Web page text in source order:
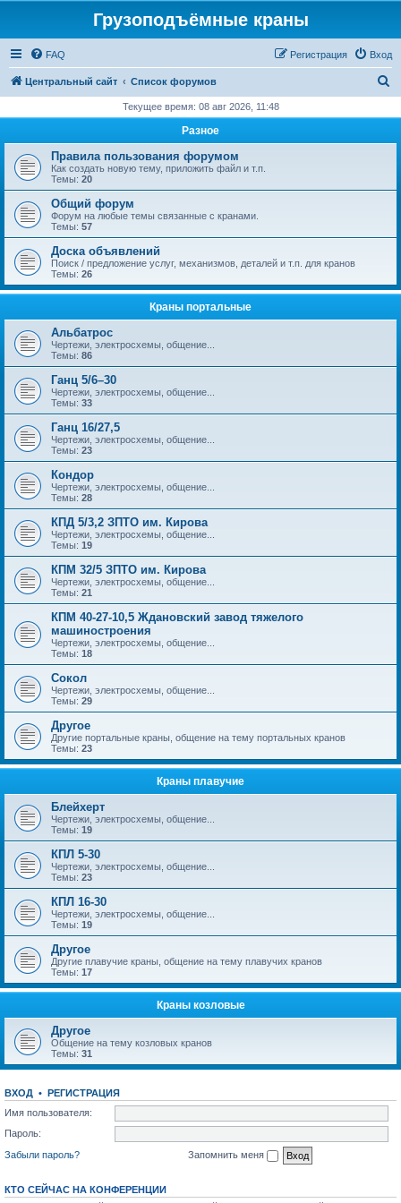
Грузоподъёмные краны
FAQ Вход
Регистрация
Центральный сайт Список форумов
с
Текущее время: 08 авг 2026, 11:48
Разное
Правила пользования форумом
Как создать новую тему, приложить файл и т.п.
Темы: 20
Общий форум
Форум на любые темы связанные с кранами.
Темы: 57
Доска объявлений
Поиск / предложение услуг, механизмов, деталей и т.п. для кранов
Темы: 26
Краны портальные
Альбатрос
Чертежи, электросхемы, общение...
Темы: 86
Ганц 5/6–30
Чертежи, электросхемы, общение...
Темы: 33
Ганц 16/27,5
Чертежи, электросхемы, общение...
Темы: 23
Кондор
Чертежи, электросхемы, общение...
Темы: 28
КПД 5/3,2 ЗПТО им. Кирова
Чертежи, электросхемы, общение...
Темы: 19
КПМ 32/5 ЗПТО им. Кирова
Чертежи, электросхемы, общение...
Темы: 21
КПМ 40-27-10,5 Ждановский завод тяжелого
машиностроения
Чертежи, электросхемы, общение...
Темы: 18
Сокол
Чертежи, электросхемы, общение...
Темы: 29
Другое
Другие портальные краны, общение на тему портальных кранов
Темы: 23
Краны плавучие
Блейхерт
Чертежи, электросхемы, общение...
Темы: 19
КПЛ 5-30
Чертежи, электросхемы, общение...
Темы: 23
КПЛ 16-30
Чертежи, электросхемы, общение...
Темы: 19
Другое
Другие плавучие краны, общение на тему плавучих кранов
Темы: 17
Краны козловые
Другое
Общение на тему козловых кранов
Темы: 31
ВХОД • РЕГИСТРАЦИЯ
Имя пользователя:
Пароль:
Забыли пароль?
Запомнить меня
КТО СЕЙЧАС НА КОНФЕРЕНЦИИ